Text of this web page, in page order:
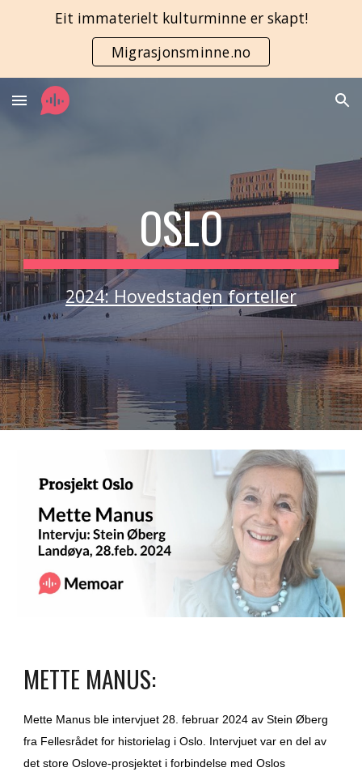
Skip to navigation
Eit immaterielt kulturminne er skapt!
Migrasjonsminne.no
OSLO
2024:Hovedstaden forteller
METTE MANUS:
Mette Manus ble intervjuet 28. februar 2024 av Stein Øberg
fra Fellesrådet for historielag i Oslo. Intervjuet var en del av
det store Oslove-prosjektet i forbindelse med Oslos